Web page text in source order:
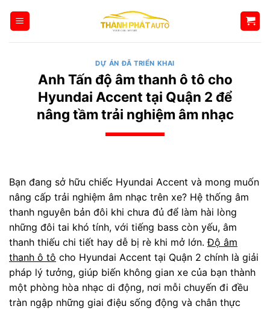
qua
DỰ ÁN ĐÃ TRIỂN KHAI
Anh Tấn độ âm thanh ô tô cho
Hyundai Accent tại Quận 2 để
nâng tầm trải nghiệm âm nhạc
Bạn đang sở hữu chiếc Hyundai Accent và mong muốn
nâng cấp trải nghiệm âm nhạc trên xe? Hệ thống âm
thanh nguyên bản đôi khi chưa đủ để làm hài lòng
những đôi tai khó tính, với tiếng bass còn yếu, âm
thanh thiếu chi tiết hay dễ bị rè khi mở lớn.Độ âm
thanh ô tô cho Hyundai Accent tại Quận 2 chính là giải
pháp lý tưởng, giúp biến không gian xe của bạn thành
một phòng hòa nhạc di động, nơi mỗi chuyến đi đều
tràn ngập những giai điệu sống động và chân thực